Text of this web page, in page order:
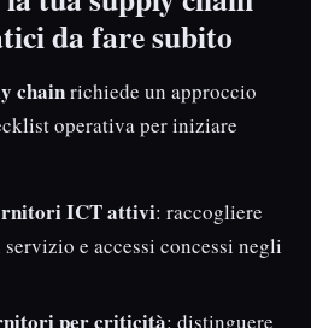
da fare subito
chainrichiede un approccio
operativa per iniziare
ICT attivi: raccogliere
e accessi concessi negli
per criticità: distinguere